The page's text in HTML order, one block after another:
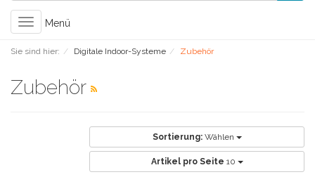
Toggle
navigation
Menü
Sie sind hier: Digitale Indoor-Systeme Zubehör
Zubehör
Sortierung: Wählen
Artikel pro Seite 10